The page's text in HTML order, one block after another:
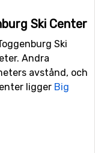
Ski Center
Ski
Andra
avstånd, och
ligger Big